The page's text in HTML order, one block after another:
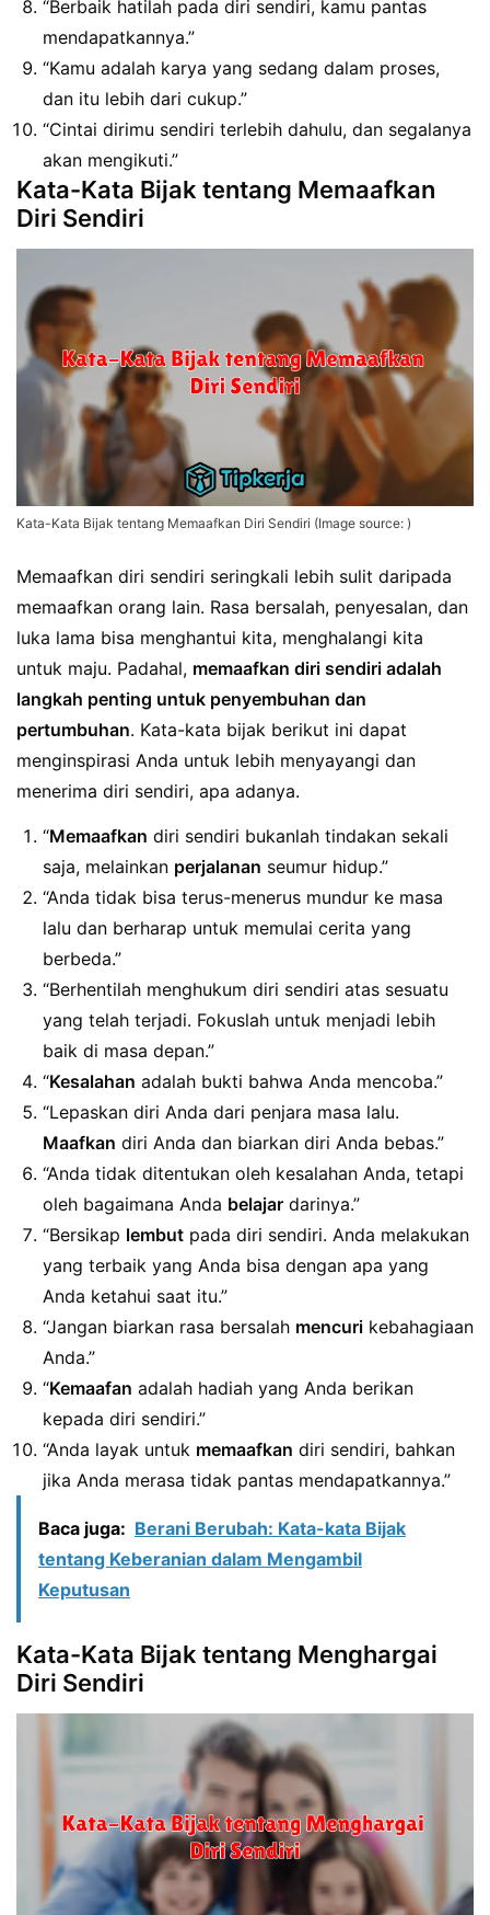
“Berbaik hatilah pada diri sendiri, kamu pantas
mendapatkannya.”
“Kamu adalah karya yang sedang dalam proses,
dan itu lebih dari cukup.”
“Cintai dirimu sendiri terlebih dahulu, dan segalanya
akan mengikuti.”
Kata-Kata Bijak tentang Memaafkan
Diri Sendiri
Kata-Kata Bijak tentang Memaafkan Diri Sendiri (Image source: )
Memaafkan diri sendiri seringkali lebih sulit daripada
memaafkan orang lain. Rasa bersalah, penyesalan, dan
luka lama bisa menghantui kita, menghalangi kita
untuk maju. Padahal, memaafkan diri sendiri adalah
langkah penting untuk penyembuhan dan
pertumbuhan. Kata-kata bijak berikut ini dapat
menginspirasi Anda untuk lebih menyayangi dan
menerima diri sendiri, apa adanya.
“Memaafkan diri sendiri bukanlah tindakan sekali
saja, melainkan perjalanan seumur hidup.”
“Anda tidak bisa terus-menerus mundur ke masa
lalu dan berharap untuk memulai cerita yang
berbeda.”
“Berhentilah menghukum diri sendiri atas sesuatu
yang telah terjadi. Fokuslah untuk menjadi lebih
baik di masa depan.”
“Kesalahan adalah bukti bahwa Anda mencoba.”
“Lepaskan diri Anda dari penjara masa lalu.
Maafkan diri Anda dan biarkan diri Anda bebas.”
“Anda tidak ditentukan oleh kesalahan Anda, tetapi
oleh bagaimana Anda belajar darinya.”
“Bersikap lembut pada diri sendiri. Anda melakukan
yang terbaik yang Anda bisa dengan apa yang
Anda ketahui saat itu.”
“Jangan biarkan rasa bersalah mencuri kebahagiaan
Anda.”
“Kemaafan adalah hadiah yang Anda berikan
kepada diri sendiri.”
“Anda layak untuk memaafkan diri sendiri, bahkan
jika Anda merasa tidak pantas mendapatkannya.”
Baca juga: Berani Berubah: Kata-kata Bijak
tentang Keberanian dalam Mengambil
Keputusan
Kata-Kata Bijak tentang Menghargai
Diri Sendiri